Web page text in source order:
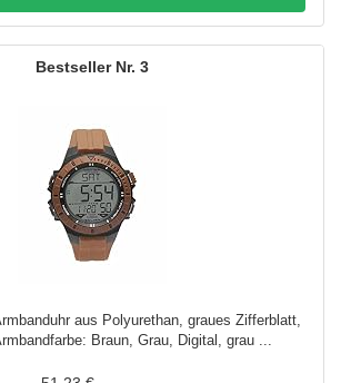
3
aus Polyurethan, graues Zifferblatt,
Braun, Grau, Digital, grau ...